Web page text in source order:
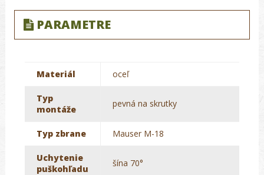
PARAMETRE
Materiál oceľ
Typ
montáže
pevná na skrutky
Typ zbrane Mauser M-18
Uchytenie
puškohľadu
šína 70°